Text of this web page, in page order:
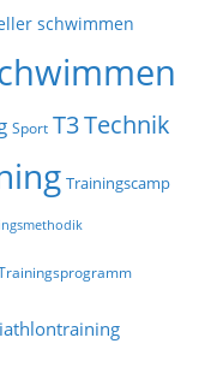
schwimmen
Sport T3Technik
Trainingscamp